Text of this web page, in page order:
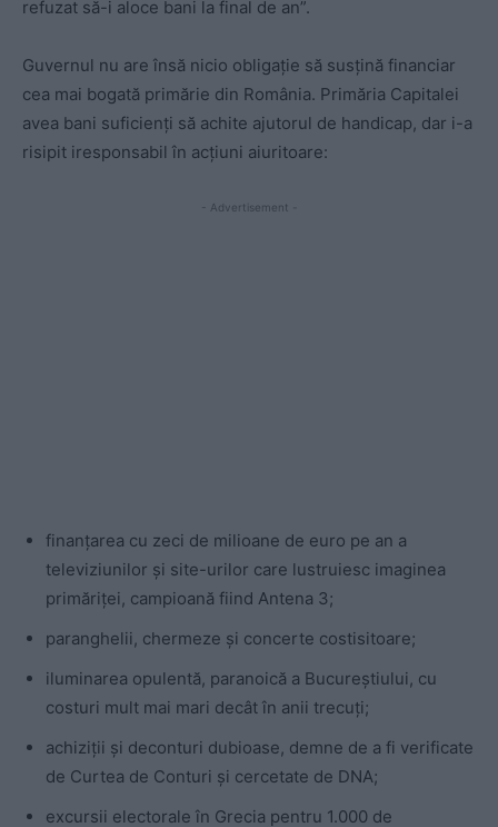
refuzat să-i aloce bani la final de an”.
Guvernul nu are însă nicio obligație să susțină financiar
cea mai bogată primărie din România. Primăria Capitalei
avea bani suficienți să achite ajutorul de handicap, dar i-a
risipit iresponsabil în acțiuni aiuritoare:
- Advertisement -
finanțarea cu zeci de milioane de euro pe an a
televiziunilor și site-urilor care lustruiesc imaginea
primăriței, campioană fiind Antena 3;
paranghelii, chermeze și concerte costisitoare;
iluminarea opulentă, paranoică a Bucureștiului, cu
costuri mult mai mari decât în anii trecuți;
achiziții și deconturi dubioase, demne de a fi verificate
de Curtea de Conturi și cercetate de DNA;
excursii electorale în Grecia pentru 1.000 de